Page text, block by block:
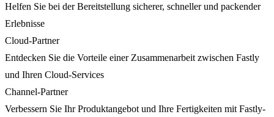
Helfen Sie bei der Bereitstellung sicherer, schneller und packender
Erlebnisse
Cloud-Partner
Entdecken Sie die Vorteile einer Zusammenarbeit zwischen Fastly
und Ihren Cloud-Services
Channel-Partner
Verbessern Sie Ihr Produktangebot und Ihre Fertigkeiten mit Fastly-